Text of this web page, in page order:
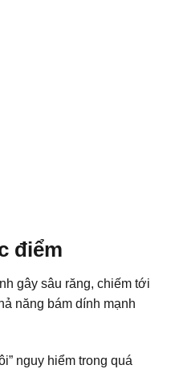
điểm
gây sâu răng, chiếm tới
năng bám dính mạnh
nguy hiểm trong quá